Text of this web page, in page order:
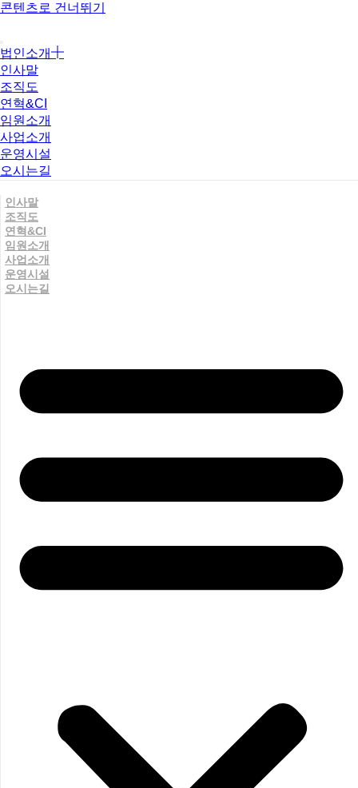
콘텐츠로 건너뛰기
법인소개
인사말
조직도
연혁&CI
임원소개
사업소개
운영시설
오시는길
인사말
조직도
연혁&CI
임원소개
사업소개
운영시설
오시는길